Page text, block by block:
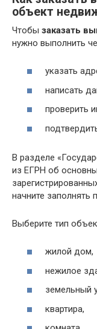
объект
Чтобы заказать
нужно выполнить
указать
написать
проверить
В разделе
из ЕГРН об
начните заполнять
Выберите тип
жилой дом,
нежилое
земельный
квартира,